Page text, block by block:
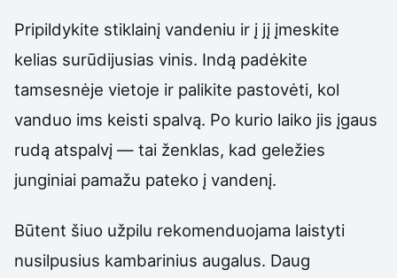
Pripildykite stiklainį vandeniu ir į jį įmeskite
kelias surūdijusias vinis. Indą padėkite
tamsesnėje vietoje ir palikite pastovėti, kol
vanduo ims keisti spalvą. Po kurio laiko jis įgaus
rudą atspalvį — tai ženklas, kad geležies
junginiai pamažu pateko į vandenį.
Būtent šiuo užpilu rekomenduojama laistyti
nusilpusius kambarinius augalus. Daug